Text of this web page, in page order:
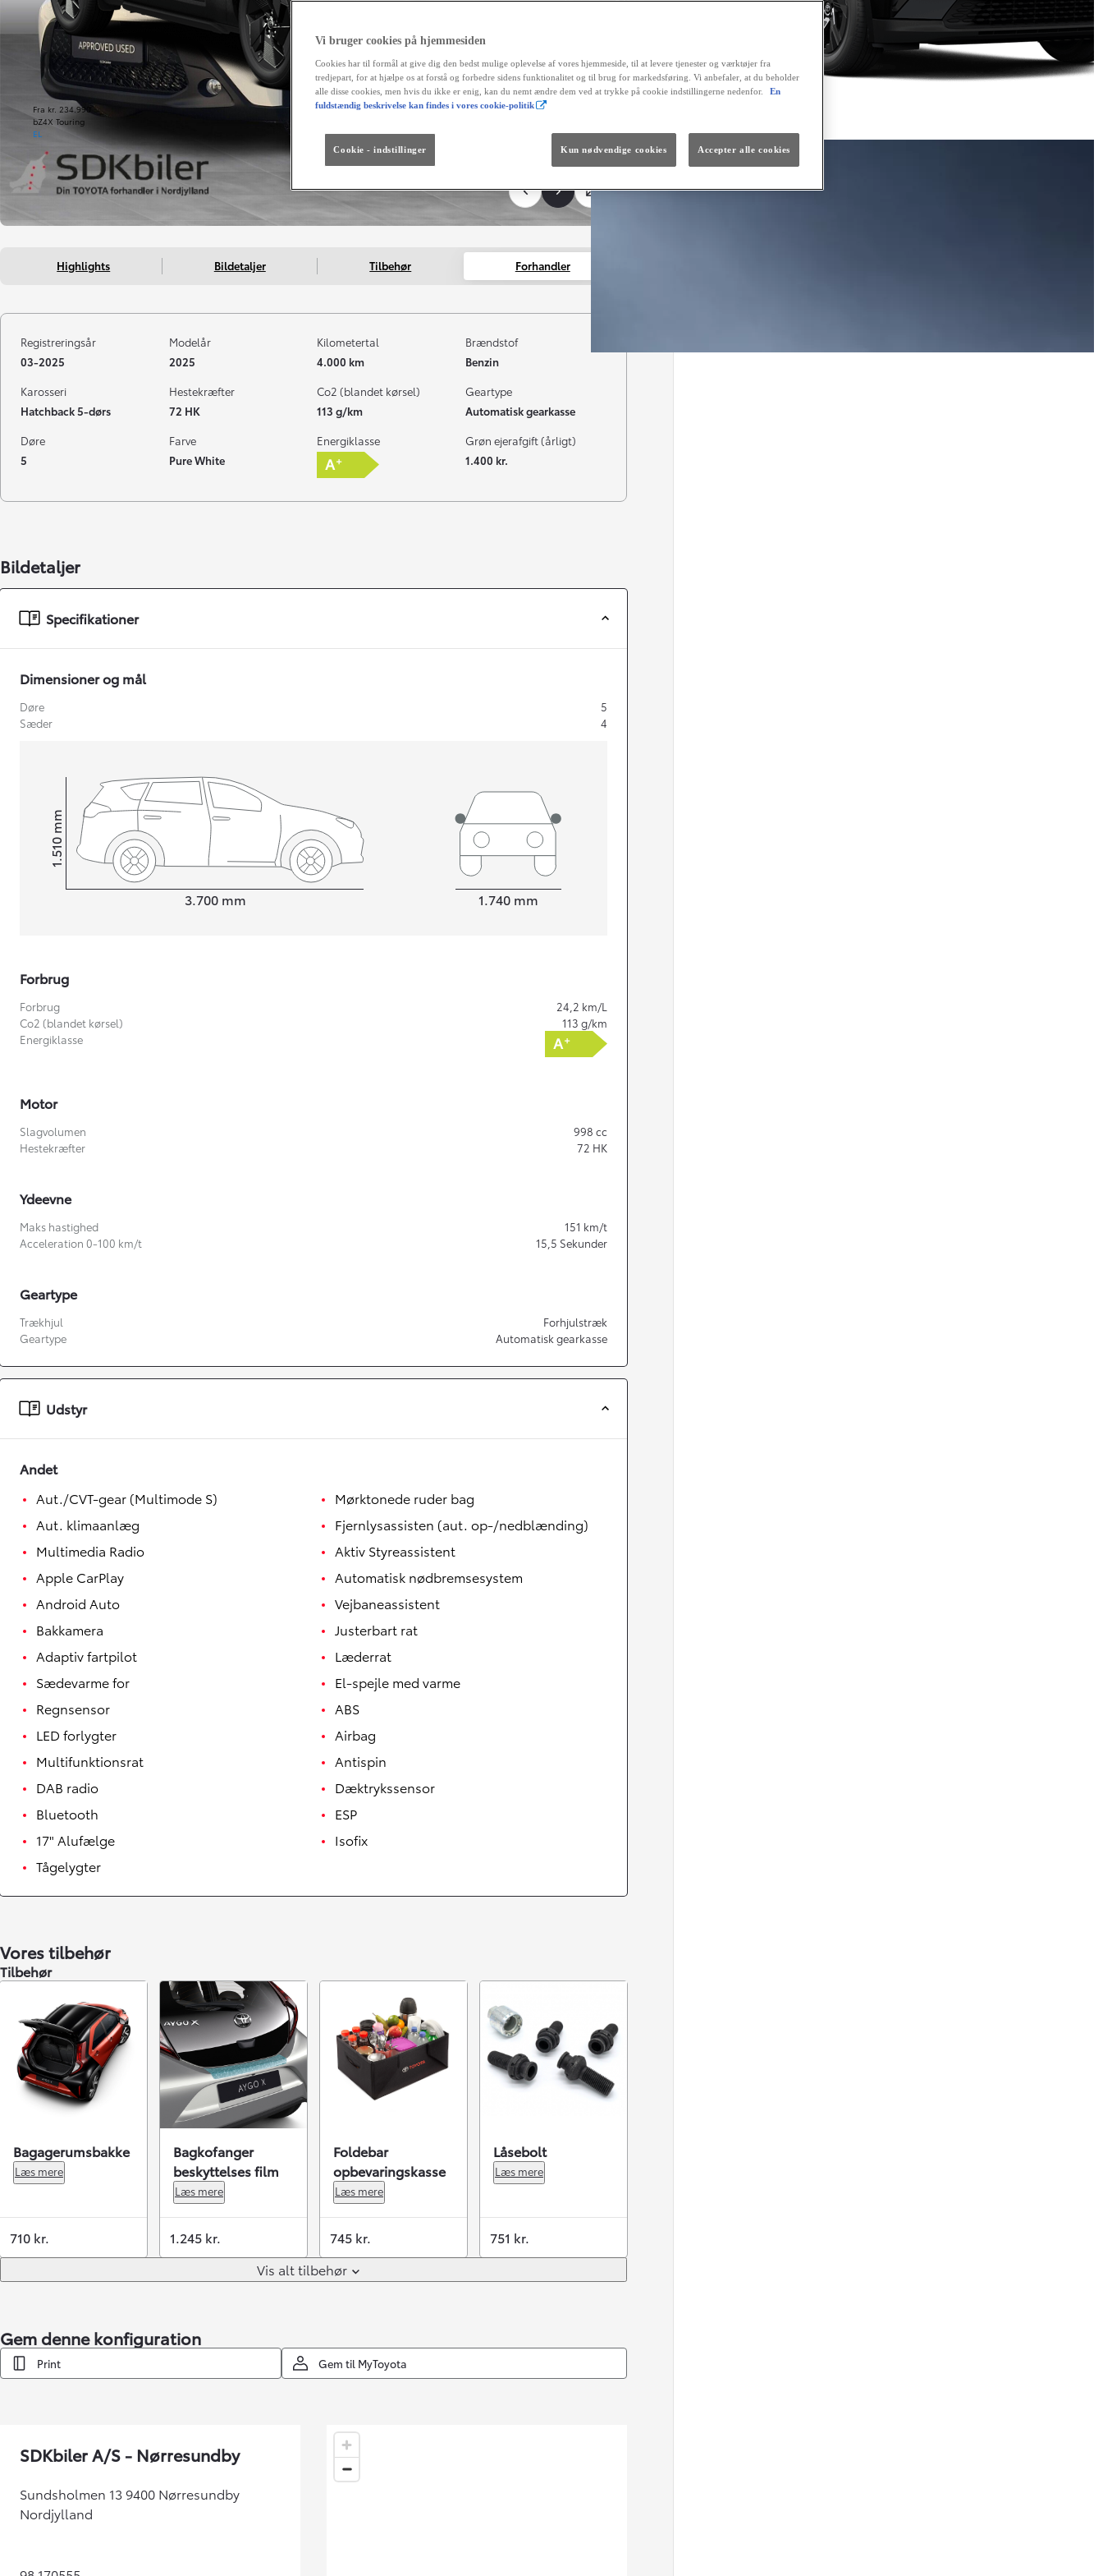
Fra kr. 234.990
bZ4X Touring
EL
Fra kr. 349.990
The soul lives on.
HYBRID
Highlights Bildetaljer Tilbehør Forhandler
Registreringsår
03-2025
Modelår
2025
Kilometertal
4.000 km
Brændstof
Benzin
Karosseri
Hatchback 5-dørs
Hestekræfter
72 HK
Co2 (blandet kørsel)
113 g/km
Geartype
Automatisk gearkasse
Døre
5
Farve
Pure White
Energiklasse
Grøn ejerafgift (årligt)
1.400 kr.
Bildetaljer
Specifikationer
Dimensioner og mål
Døre
5
Sæder
4
3.700 mm
Højt1.510
mm
1.740 mm
Forbrug
Forbrug 24,2 km/L
Co2 (blandet kørsel)
113 g/km
Energiklasse
Motor
Slagvolumen 998 cc
Hestekræfter
72 HK
Ydeevne
Maks hastighed 151 km/t
Acceleration 0-100 km/t
15,5 Sekunder
Geartype
Trækhjul
Forhjulstræk
Geartype
Automatisk gearkasse
Udstyr
Andet
Aut./CVT-gear (Multimode S)
Aut. klimaanlæg
Multimedia Radio
Apple CarPlay
Android Auto
Bakkamera
Adaptiv fartpilot
Sædevarme for
Regnsensor
LED forlygter
Multifunktionsrat
DAB radio
Bluetooth
17" Alufælge
Tågelygter
Mørktonede ruder bag
Fjernlysassisten (aut. op-/nedblænding)
Aktiv Styreassistent
Automatisk nødbremsesystem
Vejbaneassistent
Justerbart rat
Læderrat
El-spejle med varme
ABS
Airbag
Antispin
Dæktrykssensor
ESP
Isofix
Vores tilbehør
Tilbehør
Bagagerumsbakke
Læs mere
710 kr.
Bagkofanger
beskyttelses film
Læs mere
1.245 kr.
Foldebar
opbevaringskasse
Læs mere
745 kr.
Låsebolt
Læs mere
751 kr.
Vis alt tilbehør
Gem denne konfiguration
Print Gem til MyToyota
SDKbiler A/S - Nørresundby
Sundsholmen 13 9400 Nørresundby
Nordjylland
Vi bruger cookies på hjemmesiden
Cookies har til formål at give dig den bedst mulige oplevelse af vores hjemmeside, til at levere tjenester og værktøjer fra
tredjepart, for at hjælpe os at forstå og forbedre sidens funktionalitet og til brug for markedsføring. Vi anbefaler, at du beholder
alle disse cookies, men hvis du ikke er enig, kan du nemt ændre dem ved at trykke på cookie indstillingerne nedenfor.
En
fuldstændig beskrivelse kan findes i vores cookie-politik
Cookie - indstillinger Kun nødvendige cookies Accepter alle cookies